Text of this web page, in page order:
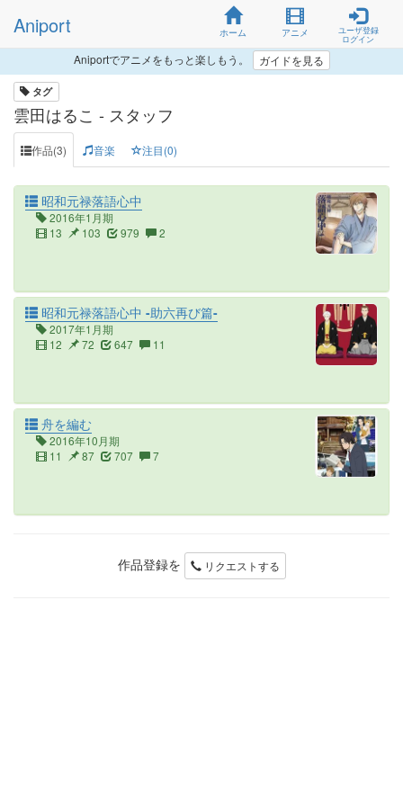
Aniport ホーム アニメ
ユーザ登録
ログイン
Aniportでアニメをもっと楽しもう。 ガイドを見る
タグ
雲田はるこ - スタッフ
作品(3) 音楽 注目(0)
昭和元禄落語心中
2016年1月期
13
103 979 2
昭和元禄落語心中 -助六再び篇-
2017年1月期
12
72 647 11
舟を編む
2016年10月期
11
87 707 7
作品登録を リクエストする